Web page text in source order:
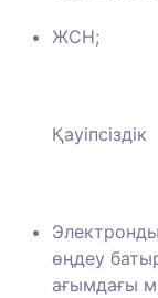
ЖСН;
Қауіпсіздік
өңдеу
ағымдағы